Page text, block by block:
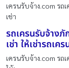
เครนรับจ้าง.com รถ
เช่า
รถเครนรับจ้าง
เช่า ให้เช่ารถเค
เครนรับจ้าง.com รถ